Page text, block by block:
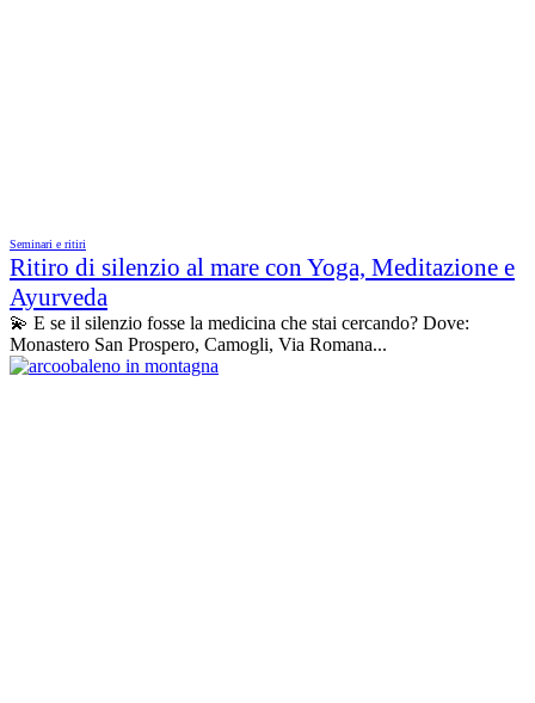
Seminari e ritiri
Ritiro di silenzio al mare con Yoga, Meditazione e
Ayurveda
💫 E se il silenzio fosse la medicina che stai cercando? Dove:
Monastero San Prospero, Camogli, Via Romana...